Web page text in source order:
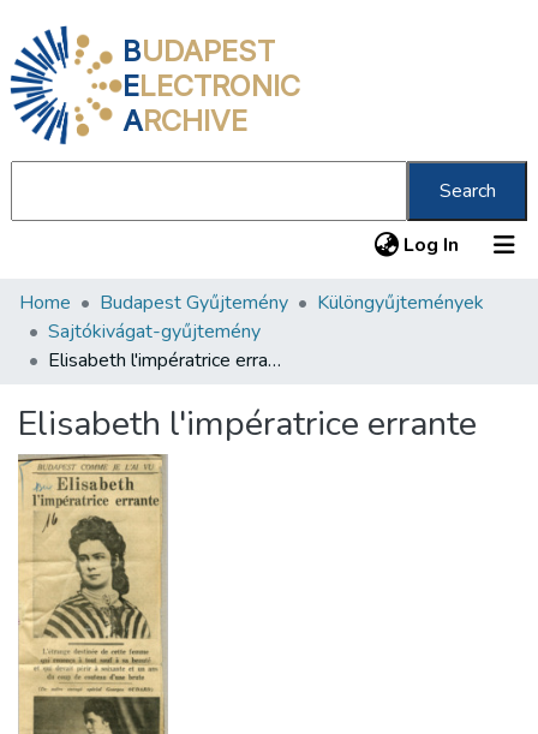
BUDAPEST
ELECTRONIC
ARCHIVE
Search
Log In (current)
Communities & Collections
All of DSpace
About us
Home Budapest Gyűjtemény
Különgyűjtemények
Sajtókivágat-gyűjtemény
Elisabeth l'impératrice errante
Elisabeth l'impératrice errante